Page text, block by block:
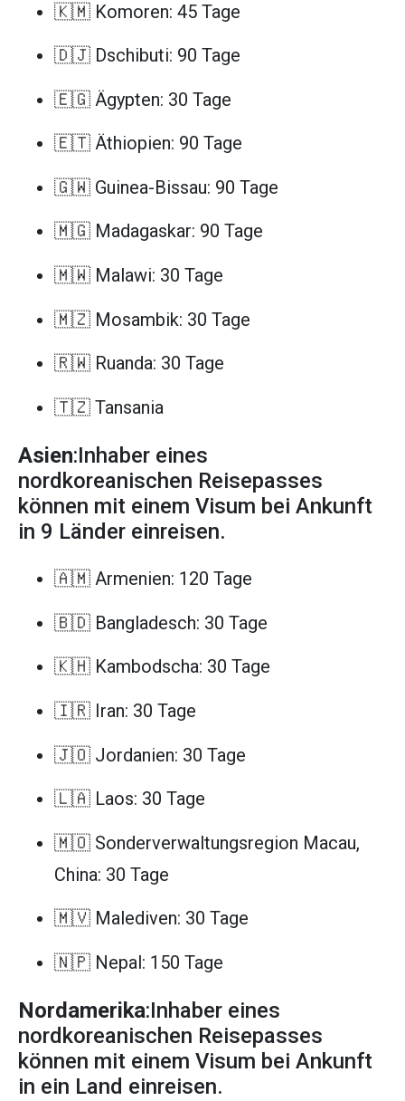
🇰🇲 Komoren: 45 Tage
🇩🇯 Dschibuti: 90 Tage
🇪🇬 Ägypten: 30 Tage
🇪🇹 Äthiopien: 90 Tage
🇬🇼 Guinea-Bissau: 90 Tage
🇲🇬 Madagaskar: 90 Tage
🇲🇼 Malawi: 30 Tage
🇲🇿 Mosambik: 30 Tage
🇷🇼 Ruanda: 30 Tage
🇹🇿 Tansania
Asien:Inhaber eines
nordkoreanischen Reisepasses
können mit einem Visum bei Ankunft
in 9 Länder einreisen.
🇦🇲 Armenien: 120 Tage
🇧🇩 Bangladesch: 30 Tage
🇰🇭 Kambodscha: 30 Tage
🇮🇷 Iran: 30 Tage
🇯🇴 Jordanien: 30 Tage
🇱🇦 Laos: 30 Tage
🇲🇴 Sonderverwaltungsregion Macau,
China: 30 Tage
🇲🇻 Malediven: 30 Tage
🇳🇵 Nepal: 150 Tage
Nordamerika:Inhaber eines
nordkoreanischen Reisepasses
können mit einem Visum bei Ankunft
in ein Land einreisen.